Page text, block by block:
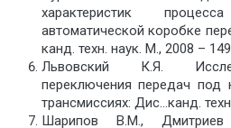
характеристик
автоматической коробке
канд. техн. наук. М., 2008 –
Львовский К.Я.
переключения передач под
трансмиссиях: Дис…канд.
Шарипов В.М.,